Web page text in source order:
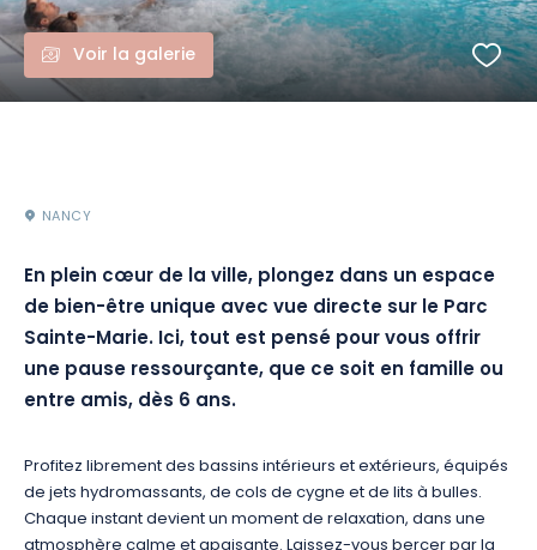
Voir la galerie
NANCY
En plein cœur de la ville, plongez dans un espace
de bien-être unique avec vue directe sur le Parc
Sainte-Marie. Ici, tout est pensé pour vous offrir
une pause ressourçante, que ce soit en famille ou
entre amis, dès 6 ans.
Profitez librement des bassins intérieurs et extérieurs, équipés
de jets hydromassants, de cols de cygne et de lits à bulles.
Chaque instant devient un moment de relaxation, dans une